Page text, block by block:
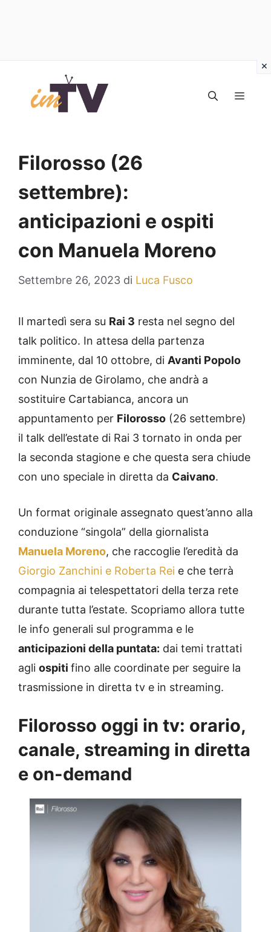
contenuto
Filorosso (26
settembre):
anticipazioni e ospiti
con Manuela Moreno
Settembre 26, 2023 di Luca Fusco
Il martedì sera su Rai 3 resta nel segno del
talk politico. In attesa della partenza
imminente, dal 10 ottobre, di Avanti Popolo
con Nunzia de Girolamo, che andrà a
sostituire Cartabianca, ancora un
appuntamento per Filorosso (26 settembre)
il talk dell’estate di Rai 3 tornato in onda per
la seconda stagione e che questa sera chiude
con uno speciale in diretta da Caivano.
Un format originale assegnato quest’anno alla
conduzione “singola” della giornalista
Manuela Moreno, che raccoglie l’eredità da
Giorgio Zanchini e Roberta Rei e che terrà
compagnia ai telespettatori della terza rete
durante tutta l’estate. Scopriamo allora tutte
le info generali sul programma e le
anticipazioni della puntata: dai temi trattati
agli ospiti fino alle coordinate per seguire la
trasmissione in diretta tv e in streaming.
Filorosso oggi in tv: orario,
canale, streaming in diretta
e on-demand